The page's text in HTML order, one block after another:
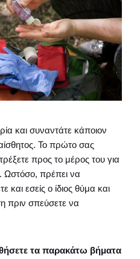
και συναντάτε κάποιον
Το πρώτο σας
προς το μέρος του για
Ωστόσο, πρέπει να
και εσείς ο ίδιος θύμα και
πριν σπεύσετε να
τα παρακάτω βήματα